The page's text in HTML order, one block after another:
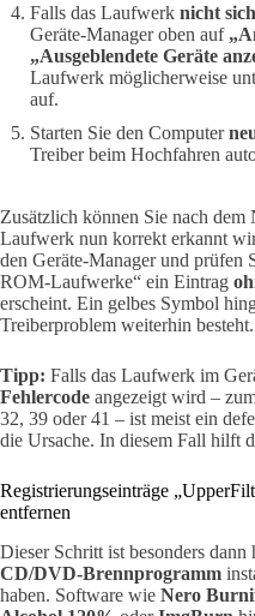
Falls das Laufwerk nicht
Geräte-Manager oben auf
„Ausgeblendete Geräte
Laufwerk möglicherweise
auf.
Starten Sie den Computer
Treiber beim Hochfahren
Zusätzlich können Sie nach dem
Laufwerk nun korrekt erkannt
den Geräte-Manager und
ROM-Laufwerke“ ein Eintrag
erscheint. Ein gelbes Symbol
Treiberproblem weiterhin besteht.
Tipp: Falls das Laufwerk im
Fehlercode angezeigt wird –
32, 39 oder 41 – ist meist ein
die Ursache. In diesem Fall hilft
Registrierungseinträge
entfernen
Dieser Schritt ist besonders
CD/DVD-Brennprogramm
haben. Software wie Nero